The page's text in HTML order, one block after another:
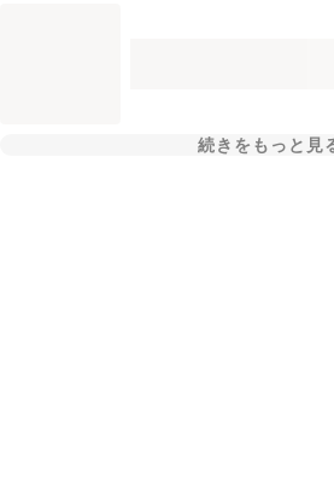
続きをもっと見